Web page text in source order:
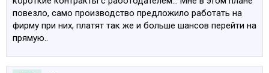
повезло, само производство предложило работать на
фирму при них, платят так же и больше шансов перейти на
прямую..